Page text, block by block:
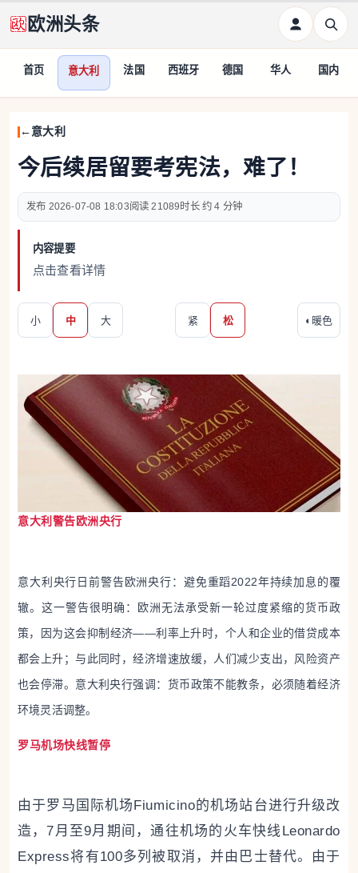
欧洲头条
首页 意大利 法国 西班牙 德国 华人 国内
意大利
今后续居留要考宪法，难了！
2026-07-08 18:03 21089 约 4 分钟
内容提要
点击查看详情
小 中 大 紧 松 ◐ 暖色
意大利警告欧洲央行
意大利央行日前警告欧洲央行：避免重蹈2022年持续加息的覆
辙。这一警告很明确：欧洲无法承受新一轮过度紧缩的货币政
策，因为这会抑制经济——利率上升时，个人和企业的借贷成本
都会上升；与此同时，经济增速放缓，人们减少支出，风险资产
也会停滞。意大利央行强调：货币政策不能教条，必须随着经济
环境灵活调整。
罗马机场快线暂停
由于罗马国际机场Fiumicino的机场站台进行升级改
造，7月至9月期间，通往机场的火车快线Leonardo
Express将有100多列被取消，并由巴士替代。由于